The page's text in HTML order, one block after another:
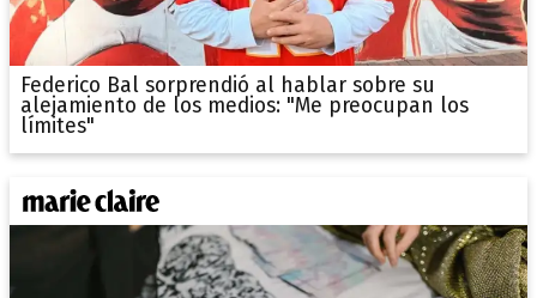
Federico Bal sorprendió al hablar sobre su
alejamiento de los medios: "Me preocupan los
límites"